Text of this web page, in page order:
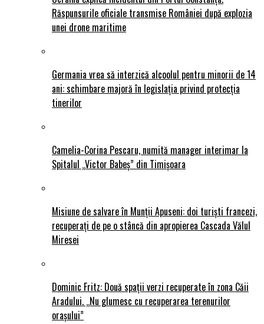
Răspunsurile oficiale transmise României după explozia
unei drone maritime
Germania vrea să interzică alcoolul pentru minorii de 14
ani: schimbare majoră în legislația privind protecția
tinerilor
Camelia-Corina Pescaru, numită manager interimar la
Spitalul „Victor Babeș” din Timișoara
Misiune de salvare în Munții Apuseni: doi turiști francezi,
recuperați de pe o stâncă din apropierea Cascada Vălul
Miresei
Dominic Fritz: Două spații verzi recuperate în zona Căii
Aradului. „Nu glumesc cu recuperarea terenurilor
orașului”